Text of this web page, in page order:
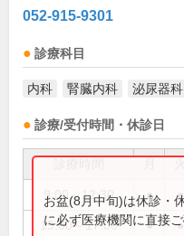
052-915-9301
診療科目
内科 腎臓内科 泌尿器科
診療/受付時間・休診日
9:00～12:30 ● ●
15:00～17:00 ● ●
お盆(8月中旬)は休診・
に必ず医療機関に直接ご